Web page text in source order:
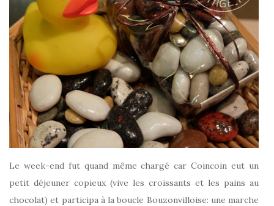
Le week-end fut quand même chargé car Coincoin eut un
petit déjeuner copieux (vive les croissants et les pains au
chocolat) et participa à la boucle Bouzonvilloise: une marche